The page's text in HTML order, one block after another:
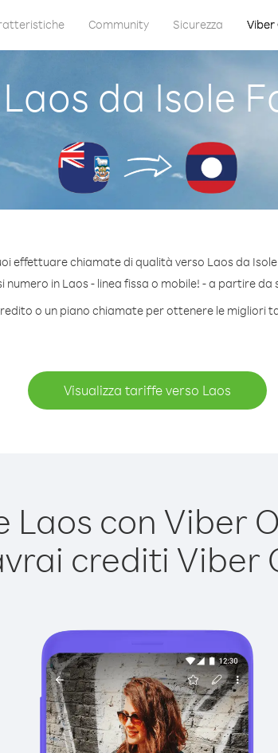
Community Sicurezza Viber
da Isole
effettuare chiamate di qualità verso Laos da Isole
numero in Laos - linea fissa o mobile! - a partire da
o un piano chiamate per ottenere le migliori
Visualizza tariffe verso Laos
Laos con Viber
crediti Viber